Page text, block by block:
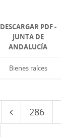
DESCARGAR PDF -
JUNTA DE
ANDALUCÍA
Bienes raíces
286